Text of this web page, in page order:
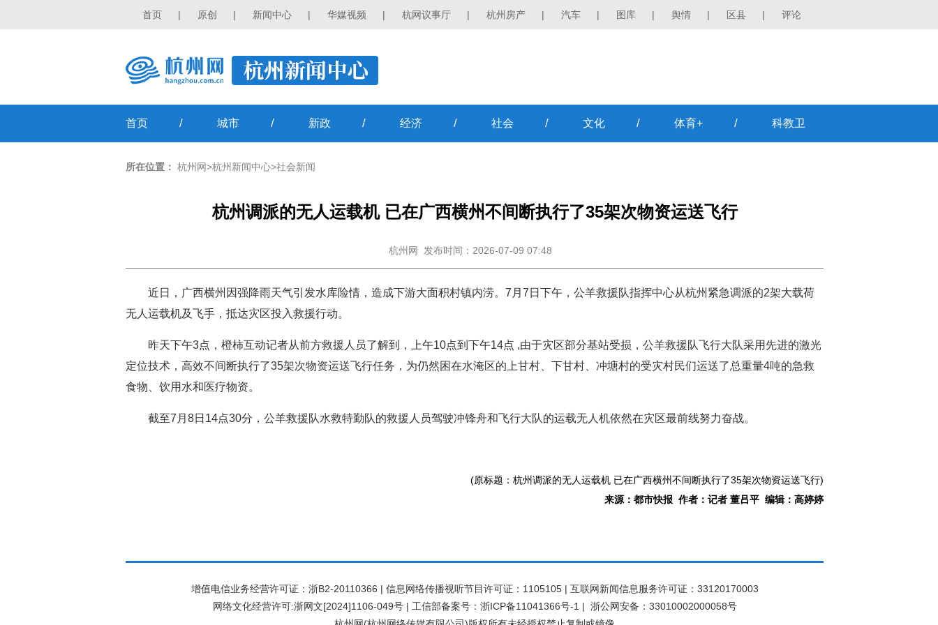
首页 | 原创 | 新闻中心 | 华媒视频 | 杭网议事厅 | 杭州房产 | 汽车 | 图库 | 舆情 | 区县 | 评论
首页 / 城市 / 新政 / 经济 / 社会 / 文化 / 体育+ / 科教卫
所在位置： 杭州网>杭州新闻中心>社会新闻
杭州调派的无人运载机 已在广西横州不间断执行了35架次物资运送飞行
杭州网 发布时间：2026-07-09 07:48
近日，广西横州因强降雨天气引发水库险情，造成下游大面积村镇内涝。7月7日下午，公羊救援队指挥中心从杭州紧急调派的2架大载荷
无人运载机及飞手，抵达灾区投入救援行动。
昨天下午3点，橙柿互动记者从前方救援人员了解到，上午10点到下午14点 ,由于灾区部分基站受损，公羊救援队飞行大队采用先进的激光
定位技术，高效不间断执行了35架次物资运送飞行任务，为仍然困在水淹区的上甘村、下甘村、冲塘村的受灾村民们运送了总重量4吨的急救
食物、饮用水和医疗物资。
截至7月8日14点30分，公羊救援队水救特勤队的救援人员驾驶冲锋舟和飞行大队的运载无人机依然在灾区最前线努力奋战。
(原标题：杭州调派的无人运载机 已在广西横州不间断执行了35架次物资运送飞行)
来源：都市快报 作者：记者 董吕平 编辑：高婷婷
增值电信业务经营许可证：浙B2-20110366 | 信息网络传播视听节目许可证：1105105 | 互联网新闻信息服务许可证：33120170003
网络文化经营许可:浙网文[2024]1106-049号| 工信部备案号：浙ICP备11041366号-1 | 浙公网安备：33010002000058号